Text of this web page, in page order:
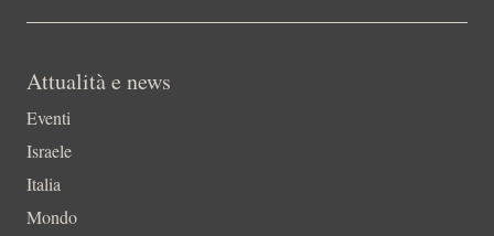
Attualità e news
Eventi
Israele
Italia
Mondo